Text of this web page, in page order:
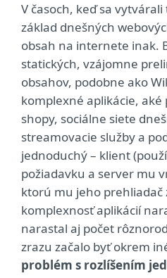
V časoch, keď sa
základ dnešných
obsah na internete inak.
statických, vzájomne
obsahov, podobne ako
komplexné aplikácie, aké
shopy, sociálne siete
streamovacie služby a
jednoduchý – klient
požiadavku a server mu
ktorú mu jeho prehliadač
komplexnosť aplikácií
narastal aj počet
zrazu začalo byť okrem
problém s rozlíšením